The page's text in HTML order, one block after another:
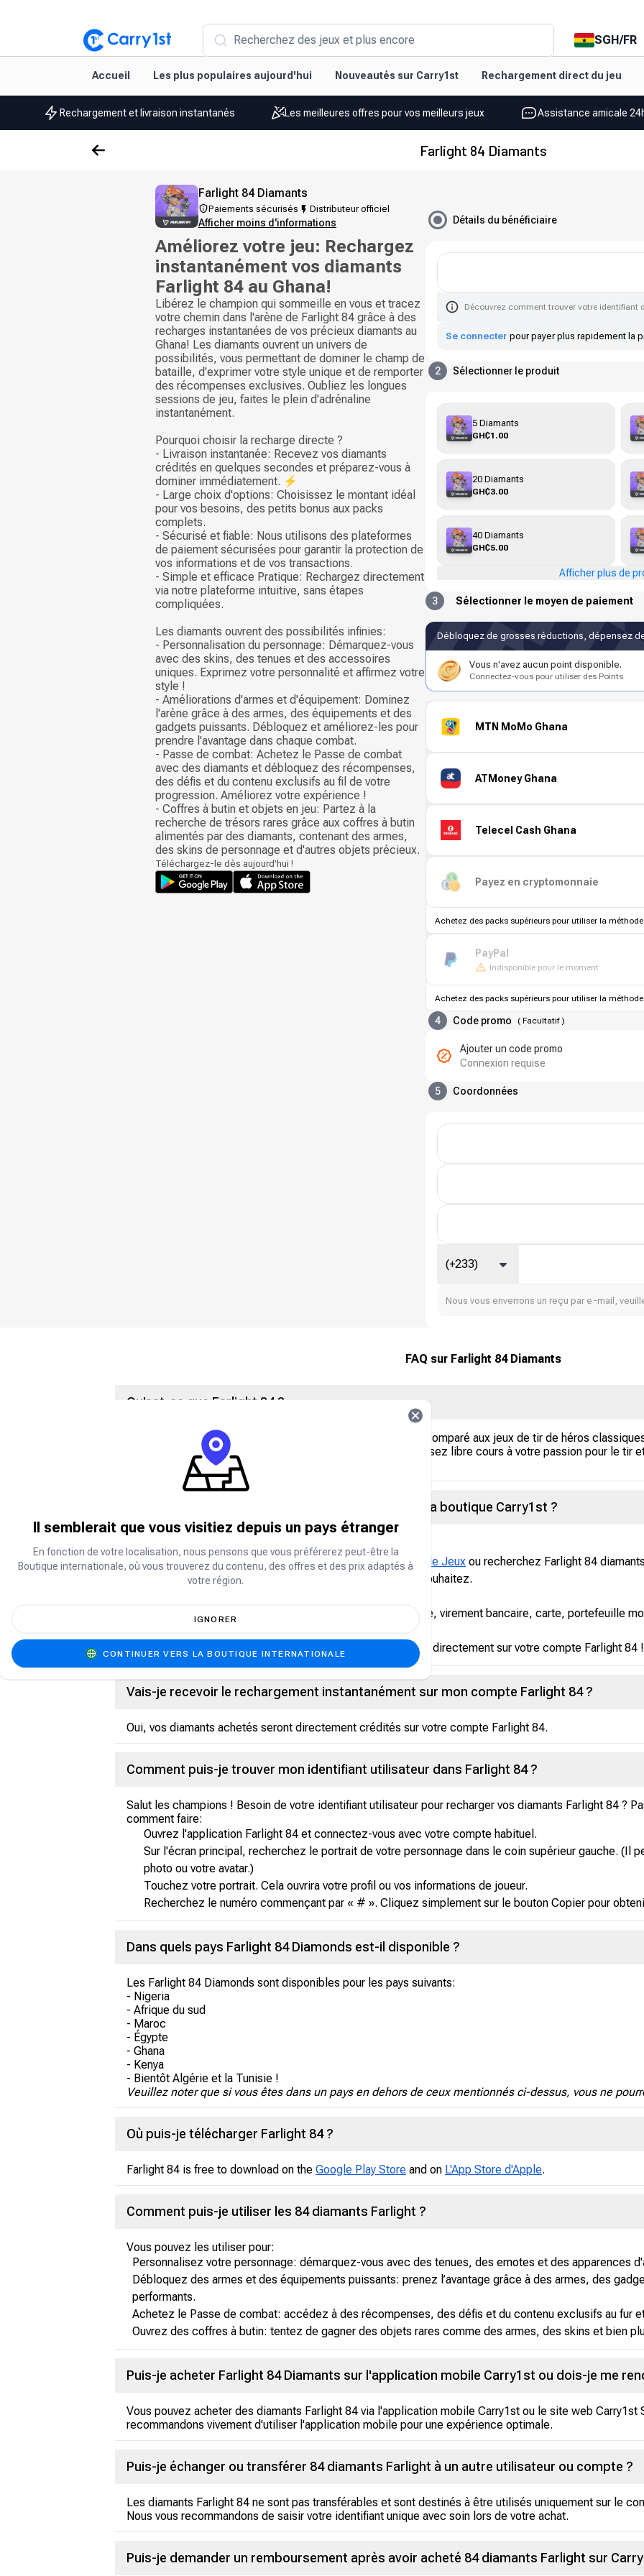
Recherchez des jeux et plus encore SGH/FR
Accueil Les plus populaires aujourd'hui Nouveautés sur Carry1st Rechargement direct du jeu
Rechargement et livraison instantanés Les meilleures offres pour vos meilleurs jeux Assistance amicale
Farlight 84 Diamants
Farlight 84 Diamants
Paiements sécurisés Distributeur officiel
Afficher moins d'informations
Améliorez votre jeu: Rechargez
instantanément vos diamants
Farlight 84 au Ghana!
Libérez le champion qui sommeille en vous et tracez
votre chemin dans l'arène de Farlight 84 grâce à des
recharges instantanées de vos précieux diamants au
Ghana! Les diamants ouvrent un univers de
possibilités, vous permettant de dominer le champ de
bataille, d'exprimer votre style unique et de remporter
des récompenses exclusives. Oubliez les longues
sessions de jeu, faites le plein d'adrénaline
instantanément.
Pourquoi choisir la recharge directe ?
- Livraison instantanée: Recevez vos diamants
crédités en quelques secondes et préparez-vous à
dominer immédiatement. ⚡
- Large choix d'options: Choisissez le montant idéal
pour vos besoins, des petits bonus aux packs
complets.
- Sécurisé et fiable: Nous utilisons des plateformes
de paiement sécurisées pour garantir la protection de
vos informations et de vos transactions.
- Simple et efficace Pratique: Rechargez directement
via notre plateforme intuitive, sans étapes
compliquées.
Les diamants ouvrent des possibilités infinies:
- Personnalisation du personnage: Démarquez-vous
avec des skins, des tenues et des accessoires
uniques. Exprimez votre personnalité et affirmez votre
style !
- Améliorations d'armes et d'équipement: Dominez
l'arène grâce à des armes, des équipements et des
gadgets puissants. Débloquez et améliorez-les pour
prendre l'avantage dans chaque combat.
- Passe de combat: Achetez le Passe de combat
avec des diamants et débloquez des récompenses,
des défis et du contenu exclusifs au fil de votre
progression. Améliorez votre expérience !
- Coffres à butin et objets en jeu: Partez à la
recherche de trésors rares grâce aux coffres à butin
alimentés par des diamants, contenant des armes,
des skins de personnage et d'autres objets précieux.
Téléchargez-le dès aujourd'hui !
Détails du bénéficiaire
Découvrez comment trouver votre identifiant
Se connecter pour payer plus rapidement la
2 Sélectionner le produit
5 Diamants
GH₵1.00
20 Diamants
GH₵3.00
40 Diamants
GH₵5.00
Afficher plus de
3 Sélectionner le moyen de paiement
Débloquez de grosses réductions, dépensez
Vous n'avez aucun point disponible.
Connectez-vous pour utiliser des Points
MTN MoMo Ghana
ATMoney Ghana
Telecel Cash Ghana
Payez en cryptomonnaie
Achetez des packs supérieurs pour utiliser la méthode
PayPal
Indisponible pour le moment
Achetez des packs supérieurs pour utiliser la méthode
4 Code promo ( Facultatif)
Ajouter un code promo
Connexion requise
5 Coordonnées
(+233)
Nous vous enverrons un reçu par e-mail,
FAQ sur Farlight 84 Diamants
Qu'est-ce que Farlight 84 ?
Farlight 84 est un Battle Royale de héros au rythme effréné. Comparé aux jeux de tir de héros
batailles plus rapides, plus intenses et plus explosives ! Laissez libre cours à votre passion pour le tir
Votre Farlight, votre moment fort !
Comment puis-je acheter 84 diamants Farlight sur la boutique Carry1st ?
Consulter shop.carry1st.com
Faites défiler vers le bas jusqu'à la catégorieRecharges de Jeux ou recherchez Farlight 84 diamants
Sélectionnez le pack de diamants Farlight 84 que vous souhaitez.
Choisissez votre mode de paiement préféré (par exemple, virement bancaire, carte, portefeuille
Une fois le paiement effectué, vous recevrez vos articles directement sur votre compte Farlight 84 !
Vais-je recevoir le rechargement instantanément sur mon compte Farlight 84 ?
Oui, vos diamants achetés seront directement crédités sur votre compte Farlight 84.
Comment puis-je trouver mon identifiant utilisateur dans Farlight 84 ?
Salut les champions ! Besoin de votre identifiant utilisateur pour recharger vos diamants Farlight 84 ?
comment faire:
Ouvrez l'application Farlight 84 et connectez-vous avec votre compte habituel.
Sur l'écran principal, recherchez le portrait de votre personnage dans le coin supérieur gauche. (Il
photo ou votre avatar.)
Touchez votre portrait. Cela ouvrira votre profil ou vos informations de joueur.
Recherchez le numéro commençant par « # ». Cliquez simplement sur le bouton Copier pour
Dans quels pays Farlight 84 Diamonds est-il disponible ?
Les Farlight 84 Diamonds sont disponibles pour les pays suivants:
- Nigeria
- Afrique du sud
- Maroc
- Égypte
- Ghana
- Kenya
- Bientôt Algérie et la Tunisie !
Veuillez noter que si vous êtes dans un pays en dehors de ceux mentionnés ci-dessus, vous ne
Où puis-je télécharger Farlight 84 ?
Farlight 84 is free to download on the Google Play Store and on L'App Store d'Apple.
Comment puis-je utiliser les 84 diamants Farlight ?
Vous pouvez les utiliser pour:
Personnalisez votre personnage: démarquez-vous avec des tenues, des emotes et des apparences
Débloquez des armes et des équipements puissants: prenez l’avantage grâce à des armes, des
performants.
Achetez le Passe de combat: accédez à des récompenses, des défis et du contenu exclusifs au fur
Ouvrez des coffres à butin: tentez de gagner des objets rares comme des armes, des skins et bien
Puis-je acheter Farlight 84 Diamants sur l'application mobile Carry1st ou dois-je me
Vous pouvez acheter des diamants Farlight 84 via l'application mobile Carry1st ou le site web Carry1st
recommandons vivement d'utiliser l'application mobile pour une expérience optimale.
Puis-je échanger ou transférer 84 diamants Farlight à un autre utilisateur ou compte ?
Les diamants Farlight 84 ne sont pas transférables et sont destinés à être utilisés uniquement sur le
Nous vous recommandons de saisir votre identifiant unique avec soin lors de votre achat.
Puis-je demander un remboursement après avoir acheté 84 diamants Farlight sur
Il semblerait que vous visitiez depuis un pays étranger
En fonction de votre localisation, nous pensons que vous préférerez peut-être la
Boutique internationale, où vous trouverez du contenu, des offres et des prix adaptés à
votre région.
IGNORER
CONTINUER VERS LA BOUTIQUE INTERNATIONALE